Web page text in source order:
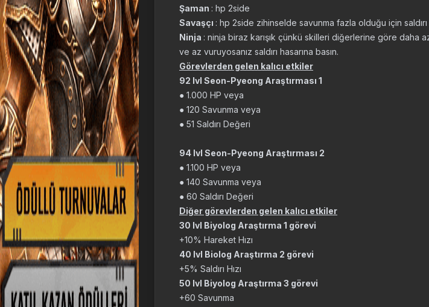
Şaman : hp 2side
Savaşçı : hp 2side zihinselde savunma fazla olduğu için
Ninja : ninja biraz karışık çünkü skilleri diğerlerine göre daha
ve az vuruyosanız saldırı hasarına basın.
Görevlerden gelen kalıcı etkiler
92 lvl Seon-Pyeong Araştırması 1
● 1.000 HP veya
● 120 Savunma veya
● 51 Saldırı Değeri
94 lvl Seon-Pyeong Araştırması 2
● 1.100 HP veya
● 140 Savunma veya
● 60 Saldırı Değeri
Diğer görevlerden gelen kalıcı etkiler
30 lvl Biyolog Araştırma 1 görevi
+10% Hareket Hızı
40 lvl Biolog Araştırma 2 görevi
+5% Saldırı Hızı
50 lvl Biyolog Araştırma 3 görevi
+60 Savunma